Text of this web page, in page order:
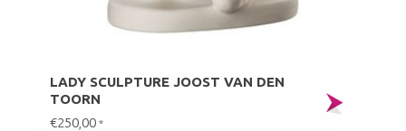
LADY SCULPTURE JOOST VAN DEN
TOORN
€250,00 *